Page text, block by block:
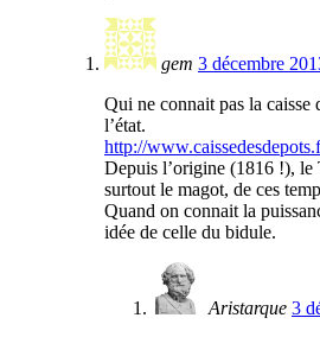
gem 3 décembre
Qui ne connait pas la caisse
l’état.
http://
Depuis l’origine (1816 !), le
surtout le magot, de ces
Quand on connait la
idée de celle du bidule.
Aristarque 3